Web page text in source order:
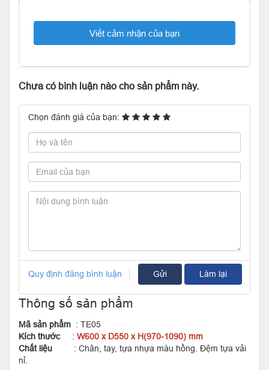
Viết cảm nhận của bạn
Chưa có bình luận nào cho sản phẩm này.
Chọn đánh giá của bạn:
Quy định đăng bình luận Gửi Làm lại
Thông số sản phẩm
Mã sản phẩm : TE05
Kích thước: W600 x D550 x H(970-1090) mm
Chất liệu
: Chân, tay, tựa nhựa màu hồng. Đệm tựa vải
nỉ.